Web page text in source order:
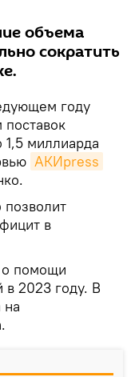
объема
сократить
году
1,5 миллиарда
АКИpress
позволит
в
о помощи
в 2023 году. В
на